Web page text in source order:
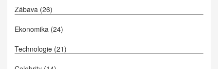
Zábava (26)
Ekonomika (24)
Technologie (21)